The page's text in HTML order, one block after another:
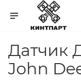
Датчик
John